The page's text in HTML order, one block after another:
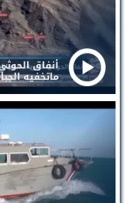
أنفاق
ماتخفيه